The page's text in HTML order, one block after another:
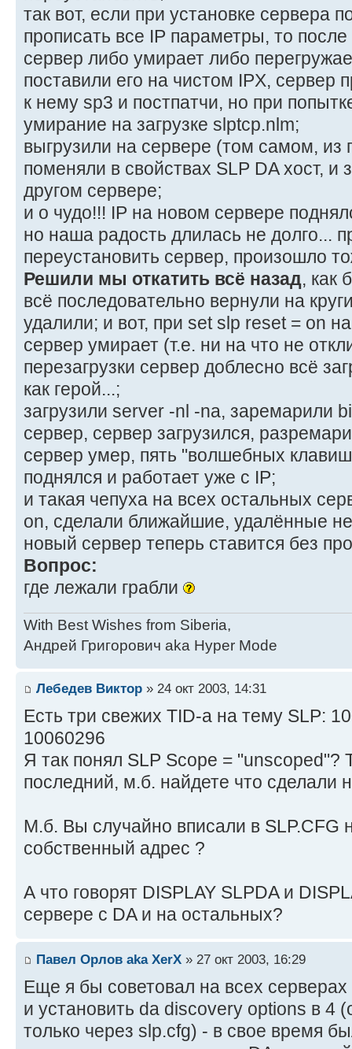
так вот, если при установке сервера
прописать все IP параметры, то
сервер либо умирает либо
поставили его на чистом IPX, сервер
к нему sp3 и постпатчи, но при
умирание на загрузке slptcp.nlm;
выгрузили на сервере (том самом, из
поменяли в свойствах SLP DA хост, и
другом сервере;
и о чудо!!! IP на новом сервере
но наша радость длилась не долго...
переустановить сервер, произошло
Решили мы откатить всё назад, как
всё последовательно вернули на
удалили; и вот, при set slp reset = on
сервер умирает (т.е. ни на что не
перезагрузки сервер доблесно всё
как герой...;
загрузили server -nl -na, заремарили
сервер, сервер загрузился,
сервер умер, пять "волшебных
поднялся и работает уже с IP;
и такая чепуха на всех остальных
on, сделали ближайшие, удалённые
новый сервер теперь ставится без
Вопрос:
где лежали грабли
With Best Wishes from Siberia,
Андрей Григорович aka Hyper Mode
Лебедев Виктор » 24 окт 2003, 14:31
Есть три свежих TID-а на тему SLP:
10060296
Я так понял SLP Scope = "unscoped"?
последний, м.б. найдете что сделали
М.б. Вы случайно вписали в SLP.CFG
собственный адрес ?
А что говорят DISPLAY SLPDA и
сервере с DA и на остальных?
Павел Орлов aka XerX » 27 окт 2003, 16:29
Еще я бы советовал на всех
и установить da discovery options в 4
только через slp.cfg) - в свое время